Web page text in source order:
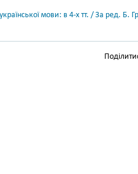
мови: в 4-х тт. / За ред.